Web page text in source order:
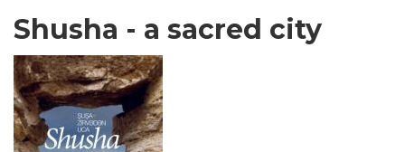
Shusha - a sacred city